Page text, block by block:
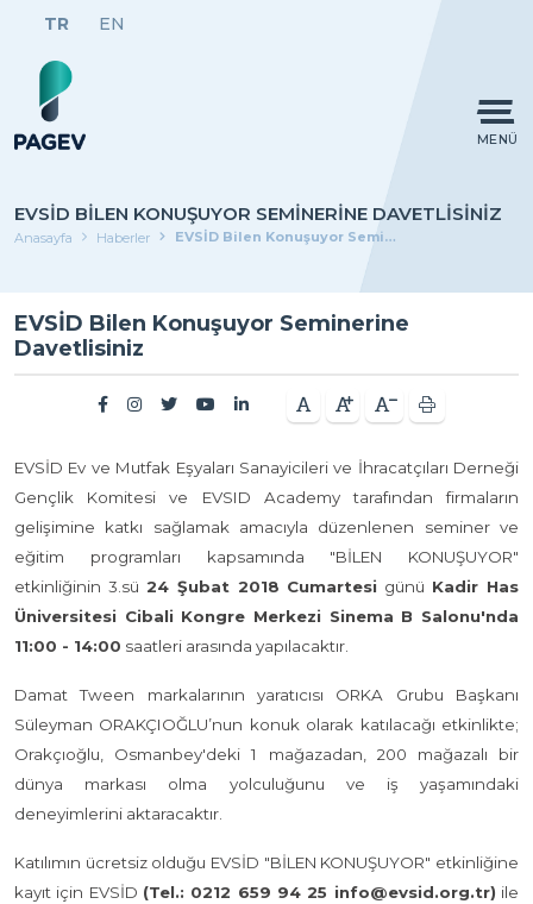
TR EN
MENÜ
EVSİD BILEN KONUŞUYOR SEMINERINE DAVETLISINIZ
Anasayfa Haberler EVSİD Bilen Konuşuyor Seminerine Davetlisiniz
EVSİD Bilen Konuşuyor Seminerine
Davetlisiniz
EVSİD Ev ve Mutfak Eşyaları Sanayicileri ve İhracatçıları Derneği
Gençlik Komitesi ve EVSID Academy tarafından firmaların
gelişimine katkı sağlamak amacıyla düzenlenen seminer ve
eğitim programları kapsamında "BİLEN KONUŞUYOR"
etkinliğinin 3.sü 24 Şubat 2018 Cumartesi günü Kadir Has
Üniversitesi Cibali Kongre Merkezi Sinema B Salonu'nda
11:00 - 14:00 saatleri arasında yapılacaktır.
Damat Tween markalarının yaratıcısı ORKA Grubu Başkanı
Süleyman ORAKÇIOĞLU’nun konuk olarak katılacağı etkinlikte;
Orakçıoğlu, Osmanbey'deki 1 mağazadan, 200 mağazalı bir
dünya markası olma yolculuğunu ve iş yaşamındaki
deneyimlerini aktaracaktır.
Katılımın ücretsiz olduğu EVSİD "BİLEN KONUŞUYOR" etkinliğine
kayıt için EVSİD (Tel.: 0212 659 94 25 info@evsid.org.tr) ile